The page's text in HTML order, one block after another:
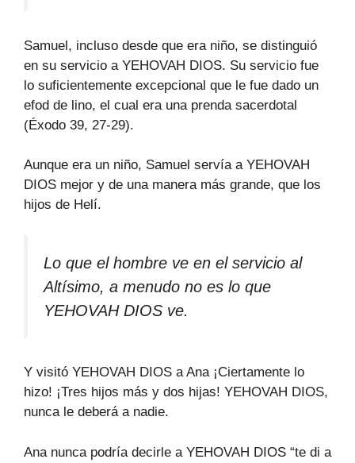
Samuel, incluso desde que era niño, se distinguió
en su servicio a YEHOVAH DIOS. Su servicio fue
lo suficientemente excepcional que le fue dado un
efod de lino, el cual era una prenda sacerdotal
(Éxodo 39, 27-29).
Aunque era un niño, Samuel servía a YEHOVAH
DIOS mejor y de una manera más grande, que los
hijos de Helí.
Lo que el hombre ve en el servicio al
Altísimo, a menudo no es lo que
YEHOVAH DIOS ve.
Y visitó YEHOVAH DIOS a Ana ¡Ciertamente lo
hizo! ¡Tres hijos más y dos hijas! YEHOVAH DIOS,
nunca le deberá a nadie.
Ana nunca podría decirle a YEHOVAH DIOS “te di a